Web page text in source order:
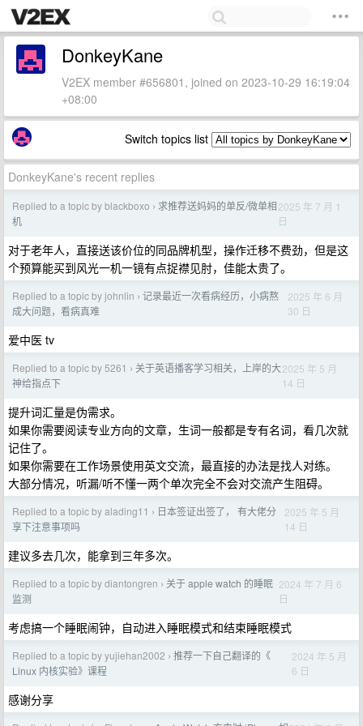
DonkeyKane
V2EX member #656801, joined on 2023-10-29 16:19:04
+08:00
Switch topics list
DonkeyKane's recent replies
Replied to a topic by blackboxo › 求推荐送妈妈的单反/微单相
机
2025 年 7 月 1
日
对于老年人，直接送该价位的同品牌机型，操作迁移不费劲，但是这
个预算能买到风光一机一镜有点捉襟见肘，佳能太贵了。
Replied to a topic by johnlin › 记录最近一次看病经历，小病熬
成大问题，看病真难
2025 年 6 月
30 日
爱中医 tv
Replied to a topic by 5261 › 关于英语播客学习相关，上岸的大
神给指点下
2025 年 5 月
14 日
提升词汇量是伪需求。
如果你需要阅读专业方向的文章，生词一般都是专有名词，看几次就
记住了。
如果你需要在工作场景使用英文交流，最直接的办法是找人对练。
大部分情况，听漏/听不懂一两个单次完全不会对交流产生阻碍。
Replied to a topic by alading11 › 日本签证出签了， 有大佬分
享下注意事项吗
2025 年 5 月
14 日
建议多去几次，能拿到三年多次。
Replied to a topic by diantongren › 关于 apple watch 的睡眠
监测
2024 年 7 月 6
日
考虑搞一个睡眠闹钟，自动进入睡眠模式和结束睡眠模式
Replied to a topic by yujiehan2002 › 推荐一下自己翻译的《
Linux 内核实验》课程
2024 年 5 月
6 日
感谢分享